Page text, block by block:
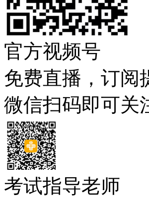
官方视频号
免费直播，订阅
微信扫码即可关
考试指导老师